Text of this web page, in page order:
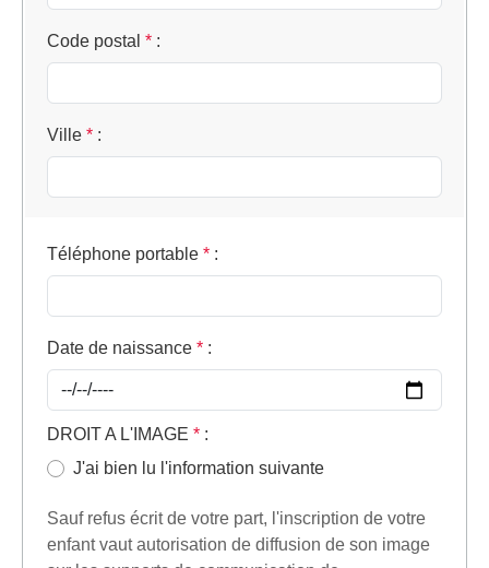
Code postal * :
Ville * :
Téléphone portable * :
Date de naissance * :
DROIT A L'IMAGE * :
J'ai bien lu l'information suivante
Sauf refus écrit de votre part, l'inscription de votre
enfant vaut autorisation de diffusion de son image